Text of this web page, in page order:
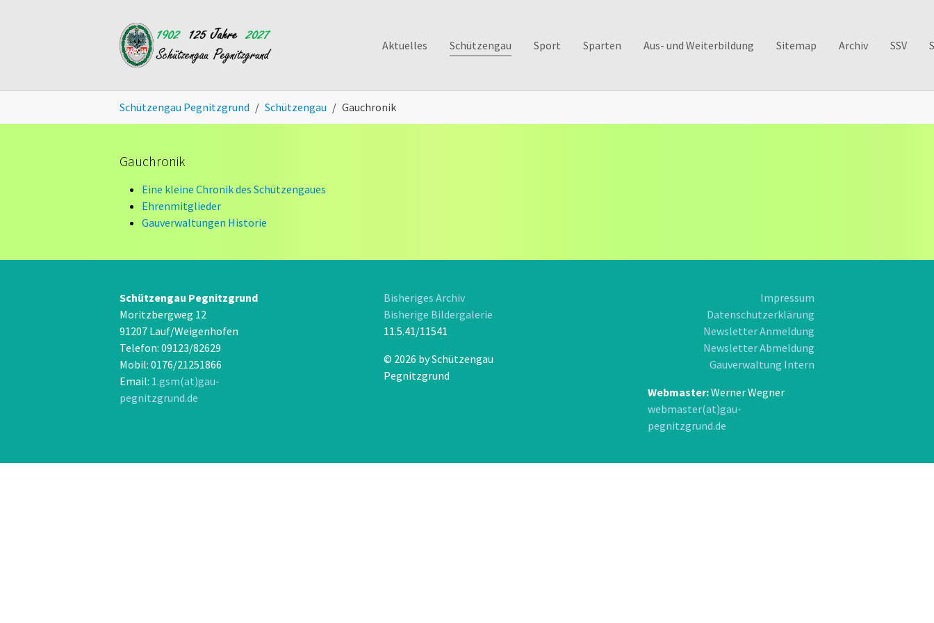
Aktuelles Schützengau Sport Sparten Aus- und Weiterbildung Sitemap Archiv SSV
Schützengau Pegnitzgrund Schützengau Gauchronik
Gauchronik
Eine kleine Chronik des Schützengaues
Ehrenmitglieder
Gauverwaltungen Historie
Schützengau Pegnitzgrund
Moritzbergweg 12
91207 Lauf/Weigenhofen
Telefon: 09123/82629
Mobil: 0176/21251866
Email: 1.gsm(at)gau-
pegnitzgrund.de
Bisheriges Archiv
Bisherige Bildergalerie
11.5.41/11541
© 2026 by Schützengau
Pegnitzgrund
Impressum
Datenschutzerklärung
Newsletter Anmeldung
Newsletter Abmeldung
Gauverwaltung Intern
Webmaster:Werner Wegner
webmaster(at)gau-
pegnitzgrund.de